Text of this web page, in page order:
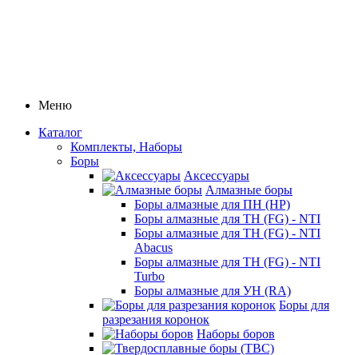
Меню
Каталог
Комплекты, Наборы
Боры
Аксессуары
Алмазные боры
Боры алмазные для ПН (HP)
Боры алмазные для ТН (FG) - NTI
Боры алмазные для ТН (FG) - NTI
Abacus
Боры алмазные для ТН (FG) - NTI
Turbo
Боры алмазные для УН (RA)
Боры для
разрезания коронок
Наборы боров